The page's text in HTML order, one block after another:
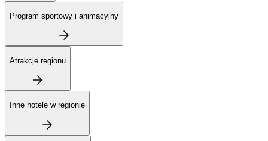
Program sportowy i animacyjny
Atrakcje regionu
Inne hotele w regionie